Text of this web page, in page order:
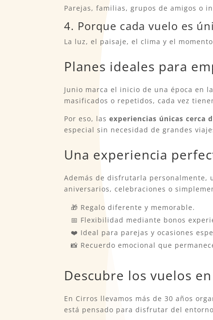
Parejas, familias, grupos de amigos o
4. Porque cada vuelo es
La luz, el paisaje, el clima y el
Planes ideales para
Junio marca el inicio de una época en
masificados o repetidos, cada vez
Por eso, las experiencias únicas cerca
especial sin necesidad de grandes
Una experiencia
Además de disfrutarla personalmente,
aniversarios, celebraciones o
🎁 Regalo diferente y memorable.
📅 Flexibilidad mediante bonos
❤️ Ideal para parejas y ocasiones
📸 Recuerdo emocional que
Descubre los vuelos
En Cirros llevamos más de 30 años
está pensado para disfrutar del